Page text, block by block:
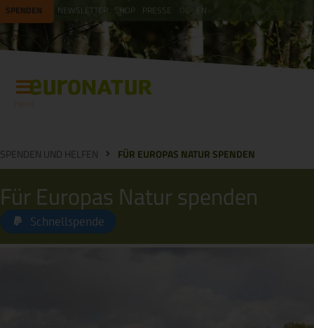
SPENDEN NEWSLETTER SHOP PRESSE EN
SPENDEN UND HELFEN FÜR EUROPAS NATUR SPENDEN
Für Europas Natur spenden
Schnellspende